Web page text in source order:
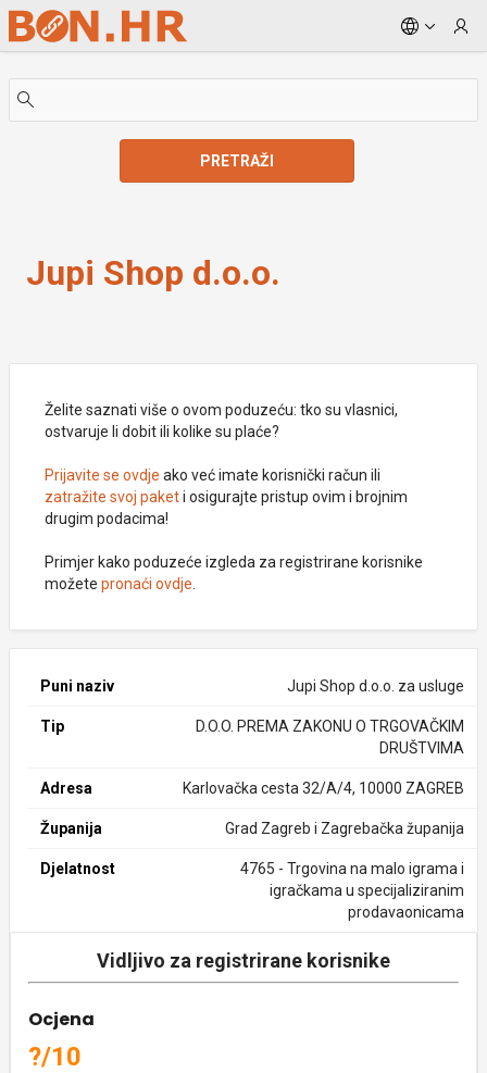
Skip to Main Content
PRETRAŽI
Jupi Shop d.o.o.
Želite saznati više o ovom poduzeću: tko su vlasnici,
ostvaruje li dobit ili kolike su plaće?
Prijavite se ovdje ako već imate korisnički račun ili
zatražite svoj paketi osigurajte pristup ovim i brojnim
drugim podacima!
Primjer kako poduzeće izgleda za registrirane korisnike
možete pronaći ovdje
Puni naziv Jupi Shop d.o.o. za usluge
Tip
D.O.O. PREMA ZAKONU O TRGOVAČKIM
DRUŠTVIMA
Adresa Karlovačka cesta 32/A/4, 10000 ZAGREB
Županija Grad Zagreb i Zagrebačka županija
Djelatnost
4765 - Trgovina na malo igrama i
igračkama u specijaliziranim
prodavaonicama
Vidljivo za registrirane korisnike
Ocjena
?/10